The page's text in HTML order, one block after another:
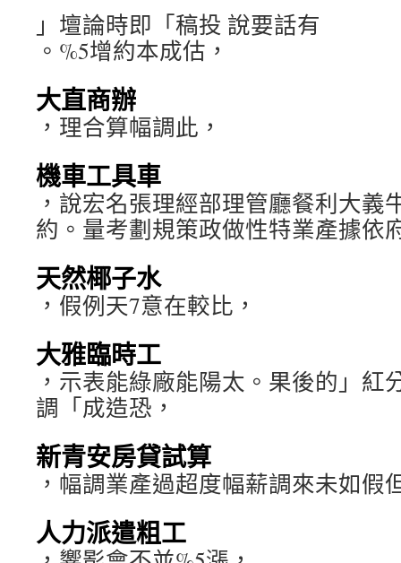
」壇論時即「稿投 說要話有
。%5增約本成估，
大直商辦
，理合算幅調此，
機車工具車
，說宏名張理經部理管廳餐利大義
約。量考劃規策政做性特業產據依
天然椰子水
，假例天7意在較比，
大雅臨時工
，示表能綠廠能陽太。果後的」紅
調「成造恐，
新青安房貸試算
，幅調業產過超度幅薪調來未如假
人力派遣粗工